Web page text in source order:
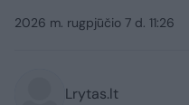
2026 m. rugpjūčio 7 d. 11:26
Lrytas.lt